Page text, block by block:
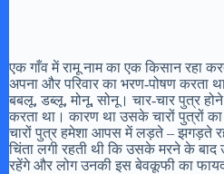
एक गाँव में रामू नाम का एक किसान रहा
अपना और परिवार का भरण-पोषण करता
बबलू, डब्लू, मोनू, सोनू। चार-चार पुत्र
करता था। कारण था उसके चारों पुत्रों
चारों पुत्र हमेशा आपस में लड़ते – झगड़ते
चिंता लगी रहती थी कि उसके मरने के
रहेंगे और लोग उनकी इस बेवकूफी का